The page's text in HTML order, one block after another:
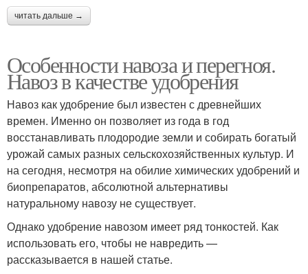
читать дальше →
Особенности навоза и перегноя.
Навоз в качестве удобрения
Навоз как удобрение был известен с древнейших
времен. Именно он позволяет из года в год
восстанавливать плодородие земли и собирать богатый
урожай самых разных сельскохозяйственных культур. И
на сегодня, несмотря на обилие химических удобрений и
биопрепаратов, абсолютной альтернативы
натуральному навозу не существует.
Однако удобрение навозом имеет ряд тонкостей. Как
использовать его, чтобы не навредить —
рассказывается в нашей статье.